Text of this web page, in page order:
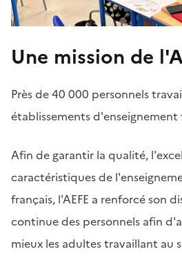
Une mission de
Près de 40 000 personnels
établissements d'enseignement
Afin de garantir la qualité,
caractéristiques de
français, l'AEFE a renforcé son
continue des personnels afin
mieux les adultes travaillant au